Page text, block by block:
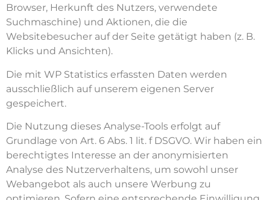
Browser, Herkunft des Nutzers, verwendete
Suchmaschine) und Aktionen, die die
Websitebesucher auf der Seite getätigt haben (z. B.
Klicks und Ansichten).
Die mit WP Statistics erfassten Daten werden
ausschließlich auf unserem eigenen Server
gespeichert.
Die Nutzung dieses Analyse-Tools erfolgt auf
Grundlage von Art. 6 Abs. 1 lit. f DSGVO. Wir haben ein
berechtigtes Interesse an der anonymisierten
Analyse des Nutzerverhaltens, um sowohl unser
Webangebot als auch unsere Werbung zu